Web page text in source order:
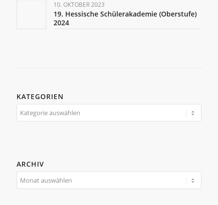
10. OKTOBER 2023
19. Hessische Schülerakademie (Oberstufe)
2024
KATEGORIEN
Kategorien
ARCHIV